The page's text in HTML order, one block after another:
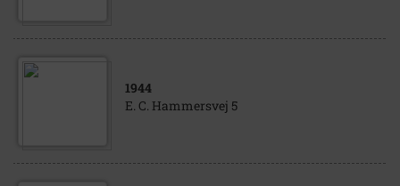
1944
E. C. Hammersvej 5